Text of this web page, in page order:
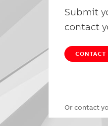
Submit
contact
CONTACT
Or contact